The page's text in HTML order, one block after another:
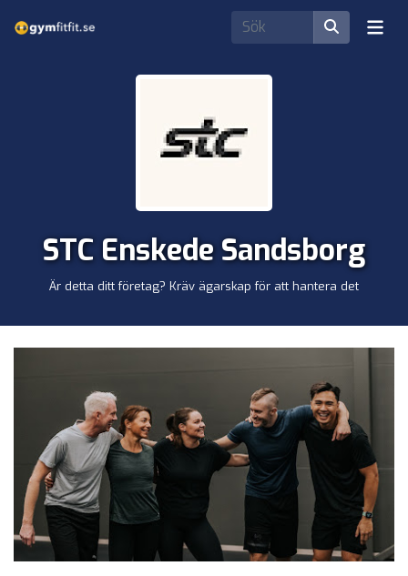
STC Enskede Sandsborg
Är detta ditt företag? Kräv ägarskap för att hantera det